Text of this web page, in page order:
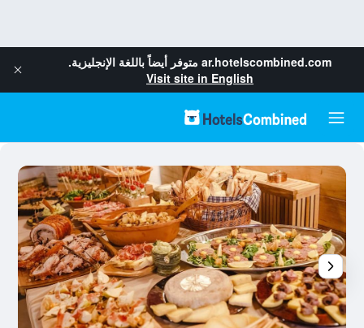
ar.hotelscombined.com متوفر أيضاً باللغة الإنجليزية.
Visit site in English